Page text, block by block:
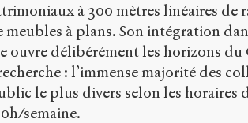
à 300 mètres linéaires de
meubles à plans. Son intégration
ouvre délibérément les horizons du
: l’immense majorité des
le plus divers selon les horaires
semaine.